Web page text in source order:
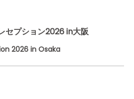
セプション2026 in大阪
2026 in Osaka